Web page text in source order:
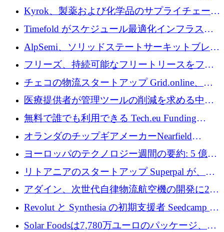
を拡張するために 1,750 万ユーロを投資
Kyrok、製薬および化学品のサプライチェーン
に AI を導入するために 310 万ユーロを確保
Timefold がスケジュール最適化インフラスト
ラクチャを拡張するためにシリーズ A で
1,300 万ドルを調達
AlpSemi、ソリッドステートサーキットブレー
カー技術の進歩のために1,700万ユーロを調達
フリーズ、持続可能なフリートリースをフラ
ンス全土に拡大するために1,300万ユーロを確
保
チェコの物流スタートアップ Grid.online、配
送量が 1 年で 10 倍に増加し、400 万ユーロの
医療提供者が管理ツールの削減を求める中、
a16z が Prosper AI を 3,000 万ドルで支援
無料で誰でも利用できる Tech.eu Funding
Explorer のご紹介
オランダのチップギアメーカーNearfield
Instrumentsが3億8,000万ドルを調達
ヨーロッパのテクノロジー週間の要約: 5 億
8,500 万ユーロを超える 60 以上のテクノロジ
ー資金調達取引
リトアニアのスタートアップ Superpal が、
Slack 内に構築された AI コワーカー プラット
フォームのために 50 万ユーロを調達
アダイン、次世代自律物流航空機の開発に250
万ユーロを確保
Revolut と Synthesia の初期支援者 Seedcamp が
3 億 2,000 万ドルを調達、米国に投資
Solar Foodsは7,780万ユーロのパッケージ、5